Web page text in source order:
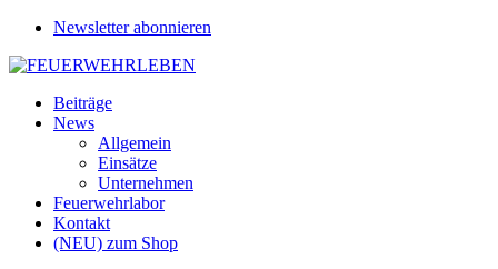
Newsletter abonnieren
Beiträge
News
Allgemein
Einsätze
Unternehmen
Feuerwehrlabor
Kontakt
(NEU) zum Shop